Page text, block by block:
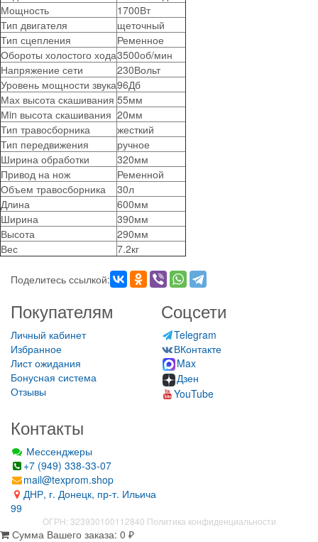
Мощность
1700Вт
Тип двигателя
щеточный
Тип сцепления
Ременное
Обороты холостого хода3500об/мин
Напряжение сети
230Вольт
Уровень мощности звука96Дб
Мах высота скашивания 55мм
Мin высота скашивания 20мм
Тип травосборника
жесткий
Тип передвижения
ручное
Ширина обработки
320мм
Привод на нож
Ременной
Объем травосборника
30л
Длина
600мм
Ширина
390мм
Высота
290мм
Вес
7.2кг
Поделитесь ссылкой:
Покупателям
Личный кабинет
Избранное
Лист ожидания
Бонусная система
Отзывы
Соцсети
Telegram
ВКонтакте
Max
Дзен
YouTube
Контакты
Мессенджеры
+7 (949) 338-33-07
mail@texprom.shop
ДНР, г. Донецк, пр-т. Ильича
99
ОГРН: 323930100112840 Политика конфиденциальности
Сумма Вашего заказа: 0 ₽